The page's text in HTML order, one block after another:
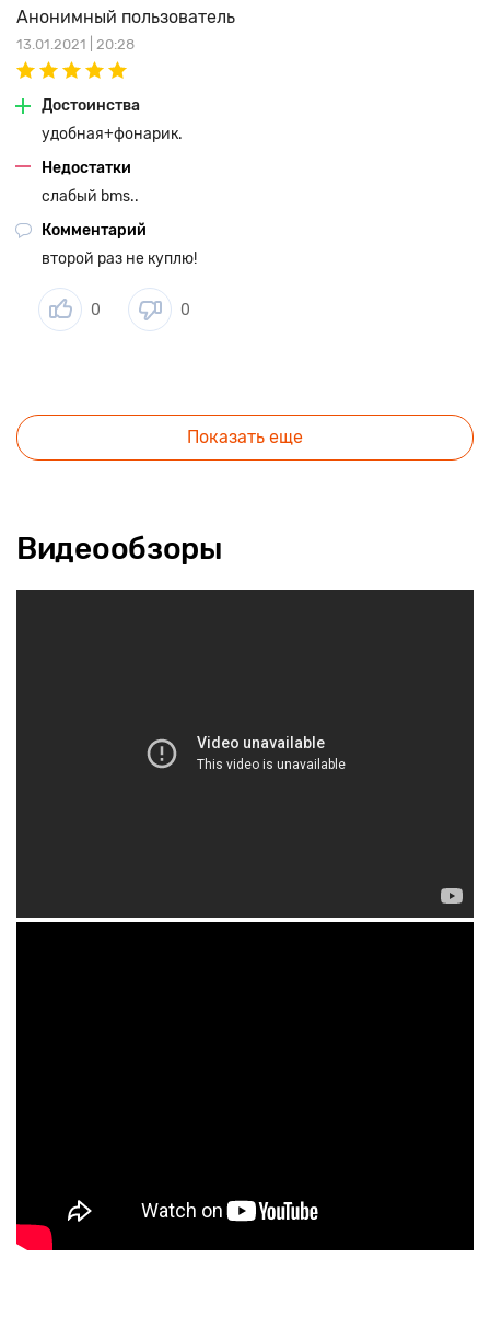
Анонимный пользователь
13.01.2021 | 20:28
Достоинства
удобная+фонарик.
Недостатки
слабый bms..
Комментарий
второй раз не куплю!
0 0
Показать еще
Видеообзоры